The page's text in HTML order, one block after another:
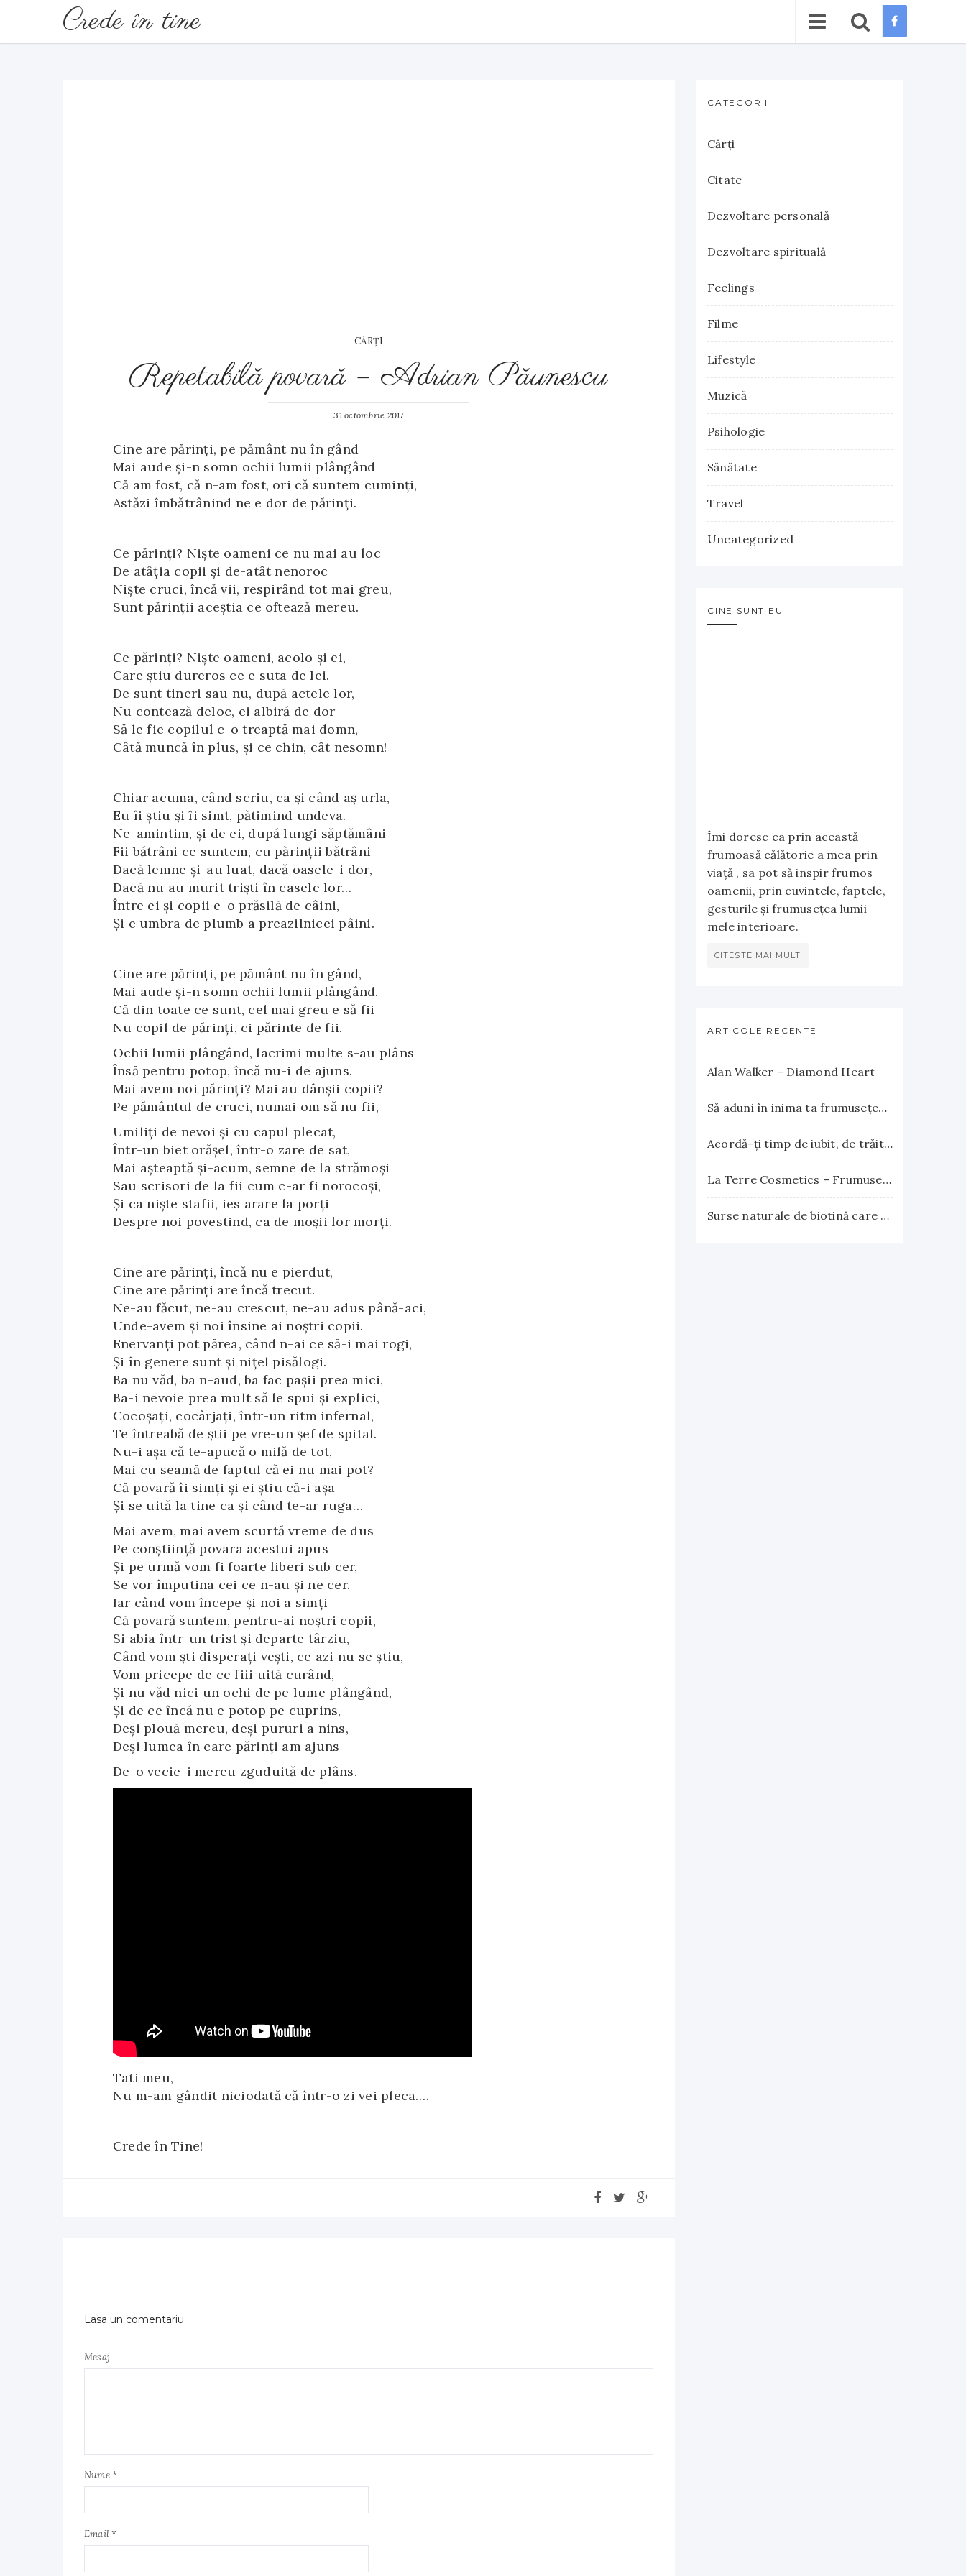
Crede în tine
CĂRŢI
Repetabilă povară – Adrian Păunescu
31 octombrie 2017
Cine are părinţi, pe pământ nu în gând
Mai aude şi-n somn ochii lumii plângând
Că am fost, că n-am fost, ori că suntem cuminţi,
Astăzi îmbătrânind ne e dor de părinţi.
Ce părinţi? Nişte oameni ce nu mai au loc
De atâţia copii şi de-atât nenoroc
Nişte cruci, încă vii, respirând tot mai greu,
Sunt părinţii aceştia ce oftează mereu.
Ce părinţi? Nişte oameni, acolo şi ei,
Care ştiu dureros ce e suta de lei.
De sunt tineri sau nu, după actele lor,
Nu contează deloc, ei albiră de dor
Să le fie copilul c-o treaptă mai domn,
Câtă muncă în plus, şi ce chin, cât nesomn!
Chiar acuma, când scriu, ca şi când aş urla,
Eu îi ştiu şi îi simt, pătimind undeva.
Ne-amintim, şi de ei, după lungi săptămâni
Fii bătrâni ce suntem, cu părinţii bătrâni
Dacă lemne şi-au luat, dacă oasele-i dor,
Dacă nu au murit trişti în casele lor…
Între ei şi copii e-o prăsilă de câini,
Şi e umbra de plumb a preazilnicei pâini.
Cine are părinţi, pe pământ nu în gând,
Mai aude şi-n somn ochii lumii plângând.
Că din toate ce sunt, cel mai greu e să fii
Nu copil de părinţi, ci părinte de fii.
Ochii lumii plângând, lacrimi multe s-au plâns
Însă pentru potop, încă nu-i de ajuns.
Mai avem noi părinţi? Mai au dânşii copii?
Pe pământul de cruci, numai om să nu fii,
Umiliţi de nevoi şi cu capul plecat,
Într-un biet orăşel, într-o zare de sat,
Mai aşteaptă şi-acum, semne de la strămoşi
Sau scrisori de la fii cum c-ar fi norocoşi,
Şi ca nişte stafii, ies arare la porţi
Despre noi povestind, ca de moşii lor morţi.
Cine are părinţi, încă nu e pierdut,
Cine are părinţi are încă trecut.
Ne-au făcut, ne-au crescut, ne-au adus până-aci,
Unde-avem şi noi însine ai noştri copii.
Enervanţi pot părea, când n-ai ce să-i mai rogi,
Şi în genere sunt şi niţel pisălogi.
Ba nu văd, ba n-aud, ba fac paşii prea mici,
Ba-i nevoie prea mult să le spui şi explici,
Cocoşaţi, cocârjaţi, într-un ritm infernal,
Te întreabă de ştii pe vre-un şef de spital.
Nu-i aşa că te-apucă o milă de tot,
Mai cu seamă de faptul că ei nu mai pot?
Că povară îi simţi şi ei ştiu că-i aşa
Şi se uită la tine ca şi când te-ar ruga…
Mai avem, mai avem scurtă vreme de dus
Pe conştiinţă povara acestui apus
Şi pe urmă vom fi foarte liberi sub cer,
Se vor împutina cei ce n-au şi ne cer.
Iar când vom începe şi noi a simţi
Că povară suntem, pentru-ai noştri copii,
Si abia într-un trist şi departe târziu,
Când vom şti disperaţi veşti, ce azi nu se ştiu,
Vom pricepe de ce fiii uită curând,
Şi nu văd nici un ochi de pe lume plângând,
Şi de ce încă nu e potop pe cuprins,
Deşi plouă mereu, deşi pururi a nins,
Deşi lumea în care părinţi am ajuns
De-o vecie-i mereu zguduită de plâns.
Tati meu,
Nu m-am gândit niciodată că într-o zi vei pleca….
Crede în Tine!
Lasa un comentariu
Mesaj
Nume *
Email *
CATEGORII
Cărţi
Citate
Dezvoltare personală
Dezvoltare spirituală
Feelings
Filme
Lifestyle
Muzică
Psihologie
Sănătate
Travel
Uncategorized
CINE SUNT EU
Îmi doresc ca prin această
frumoasă călătorie a mea prin
viață , sa pot să inspir frumos
oamenii, prin cuvintele, faptele,
gesturile și frumusețea lumii
mele interioare.
CITESTE MAI MULT
ARTICOLE RECENTE
Alan Walker – Diamond Heart
Să aduni în inima ta frumuseţea apusului şi explozia nesfârşită a răsăritului
Acordă-ţi timp de iubit, de trăit, de gândit, de iertat
La Terre Cosmetics – Frumuseţea autentică, inspirată din natură
Surse naturale de biotină care încurajează creşterea părului. Vitamina B7 susţine sănătatea părului, pielii şi unghiilor